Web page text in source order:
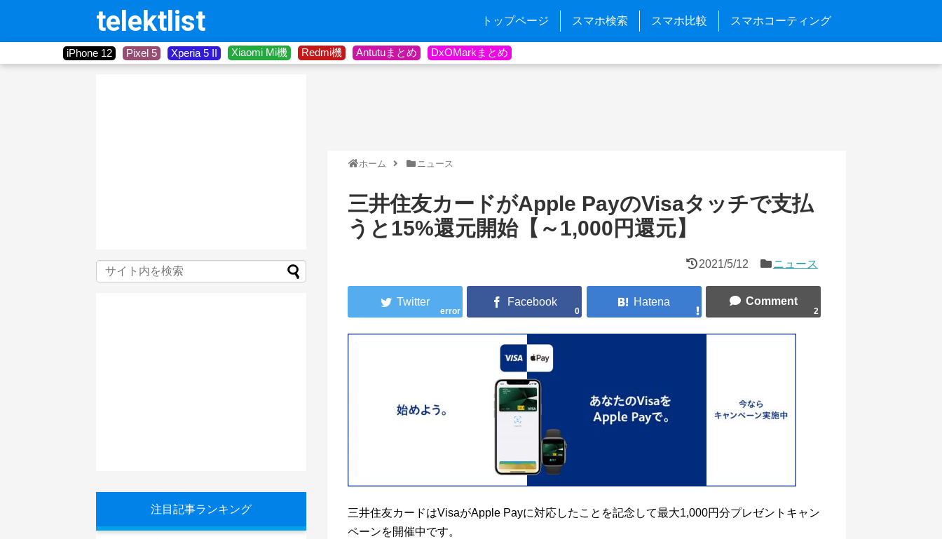
telektlist トップページ スマホ検索 スマホ比較 スマホコーティング
iPhone 12 Pixel 5 Xperia 5 II Xiaomi Mi機 Redmi機 Antutuまとめ DxOMarkまとめ
ホーム ニュース
三井住友カードがApple PayのVisaタッチで支払
うと15%還元開始【～1,000円還元】
2021/5/12 ニュース
error 0 2
三井住友カードはVisaがApple Payに対応したことを記念して最大1,000円分プレゼントキャン
ペーンを開催中です。
注目記事ランキング